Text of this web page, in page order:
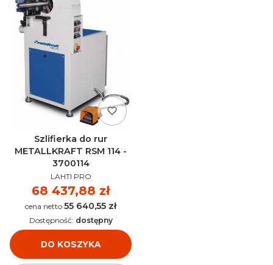
Szlifierka do rur
METALLKRAFT RSM 114 -
3700114
PRODUCENT
LAHTI PRO
Cena
68 437,88 zł
Cena 55 640,55 zł
DO KOSZYKA
Dostępność: dostępny